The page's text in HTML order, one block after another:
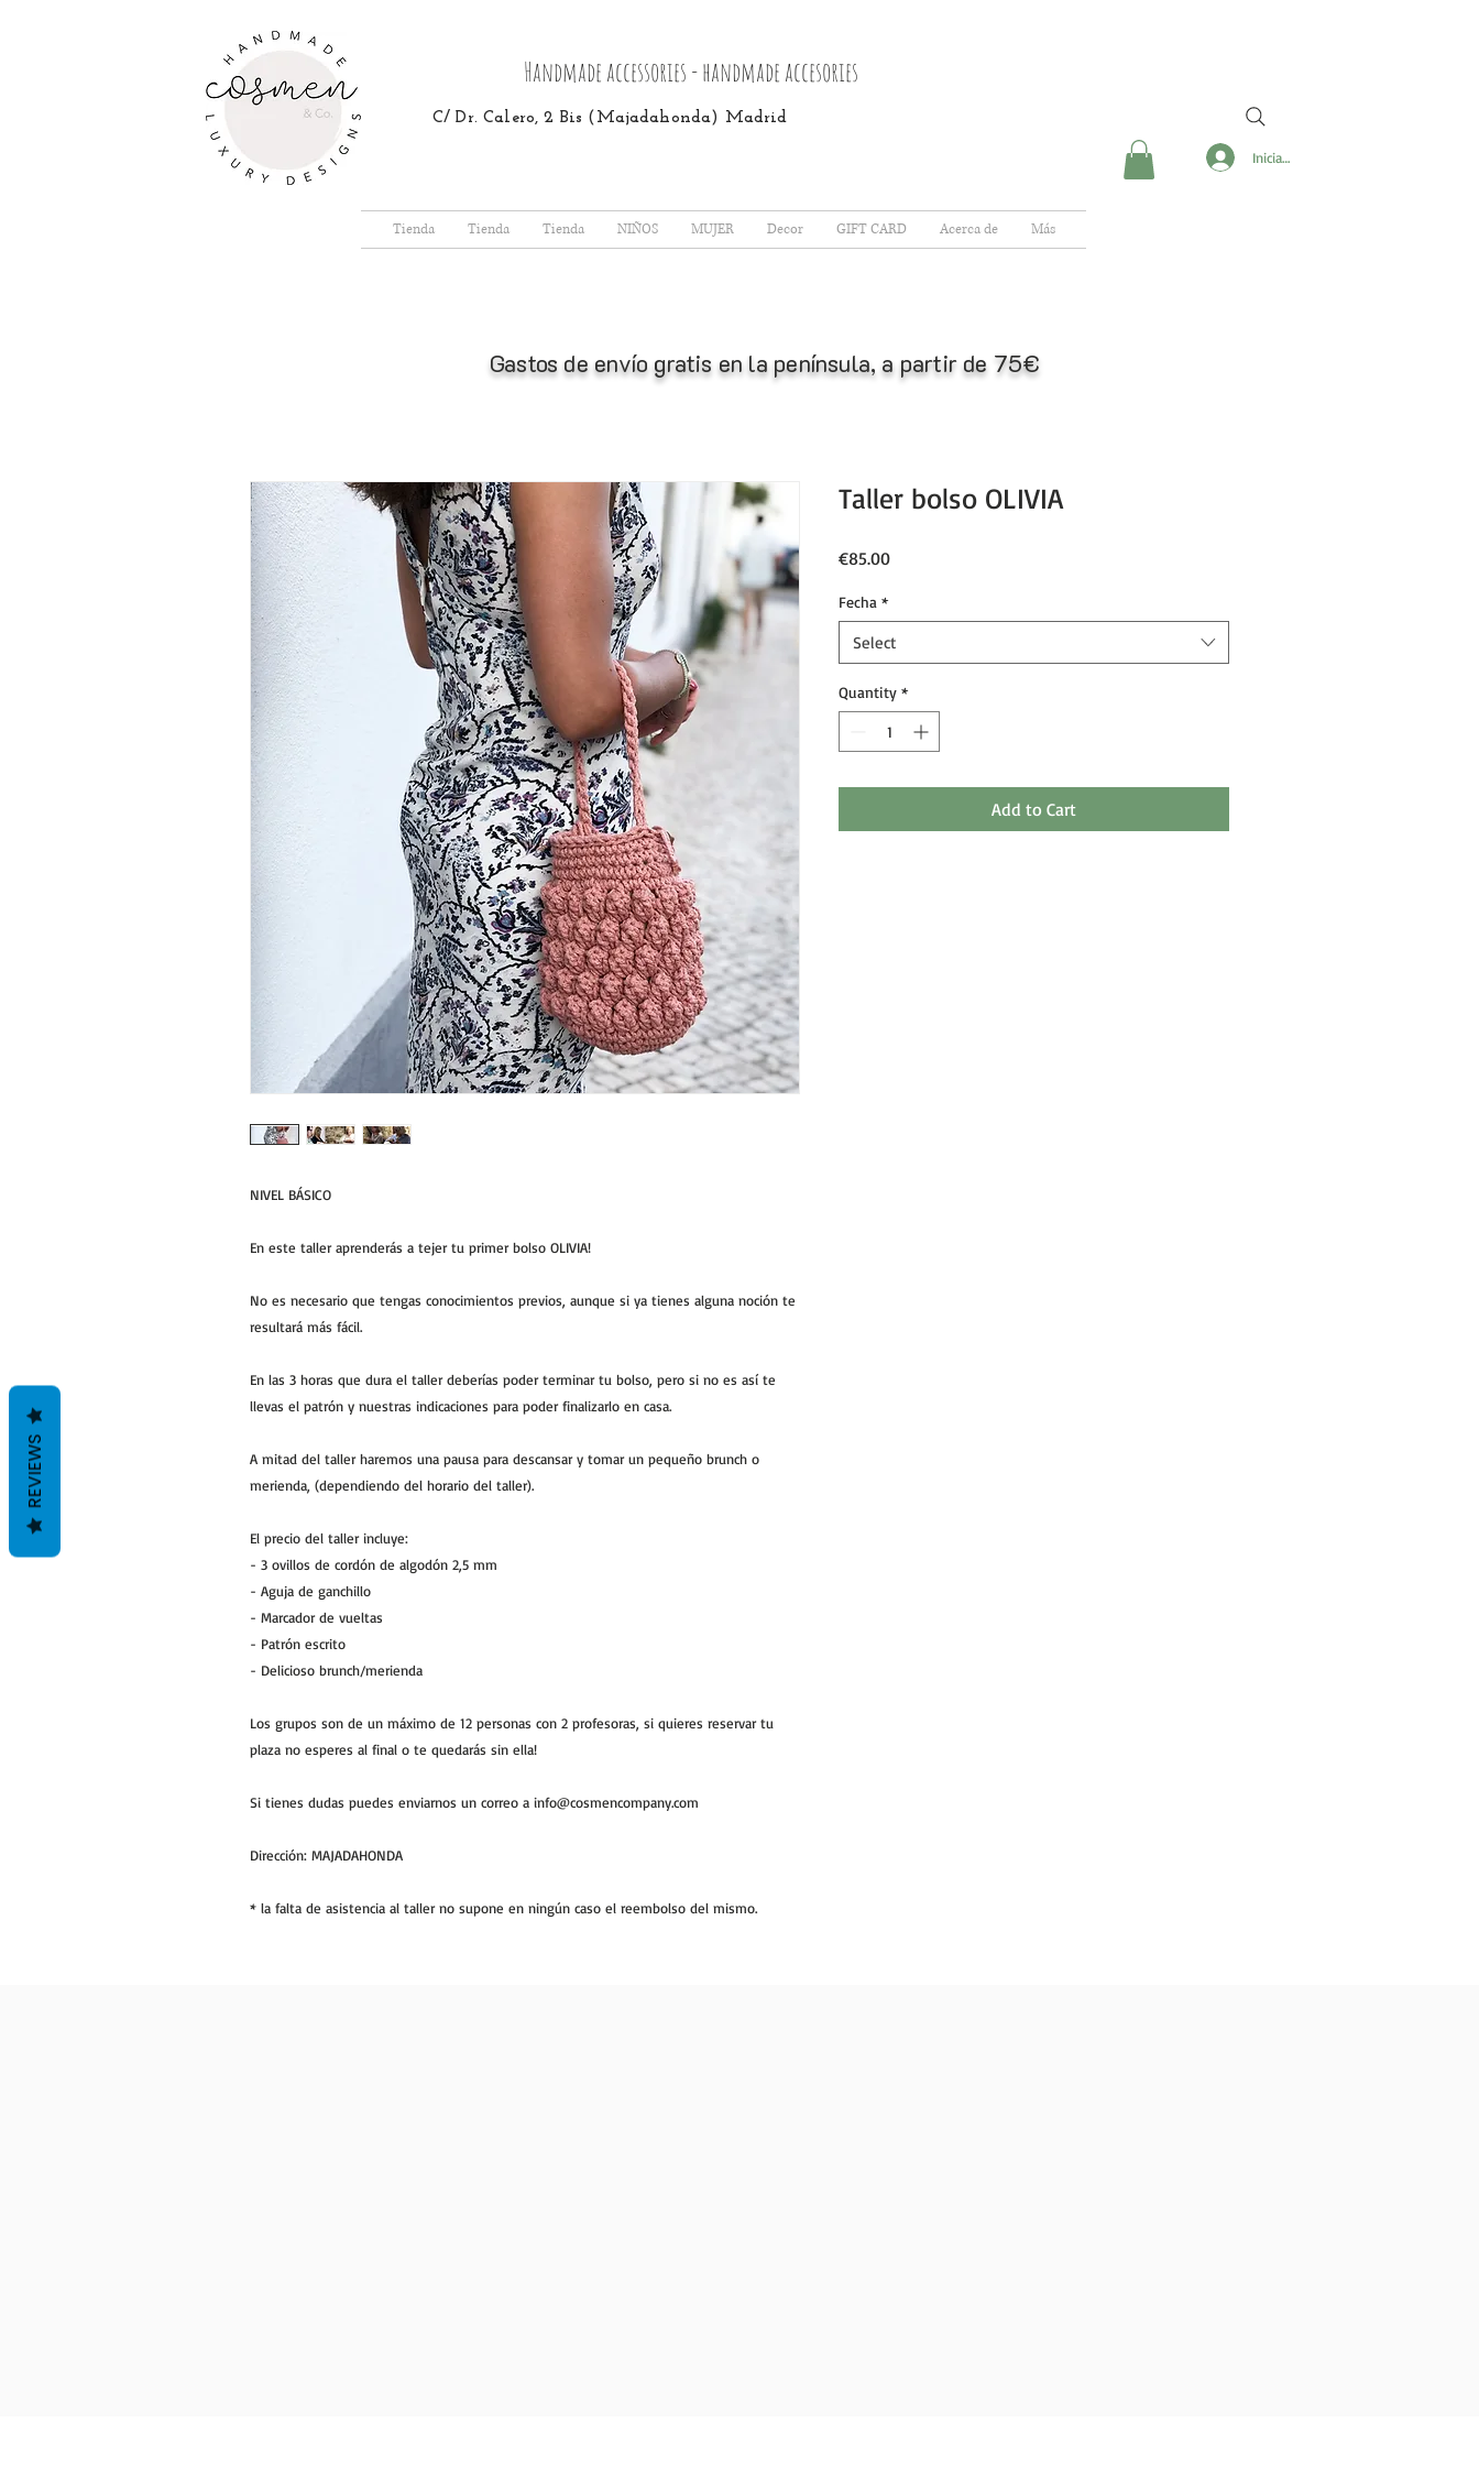
Handmade accessories - handmade accesories
C/ Dr. Calero, 2 Bis (Majadahonda) Madrid
Iniciar sesión
Tienda Tienda Tienda NIÑOS MUJER Decor GIFT CARD Acerca de Más
NIVEL BÁSICO
En este taller aprenderás a tejer tu primer bolso OLIVIA!
No es necesario que tengas conocimientos previos, aunque si ya tienes alguna noción te
resultará más fácil.
En las 3 horas que dura el taller deberías poder terminar tu bolso, pero si no es así te
llevas el patrón y nuestras indicaciones para poder finalizarlo en casa.
A mitad del taller haremos una pausa para descansar y tomar un pequeño brunch o
merienda, (dependiendo del horario del taller).
El precio del taller incluye:
- 3 ovillos de cordón de algodón 2,5 mm
- Aguja de ganchillo
- Marcador de vueltas
- Patrón escrito
- Delicioso brunch/merienda
Los grupos son de un máximo de 12 personas con 2 profesoras, si quieres reservar tu
plaza no esperes al final o te quedarás sin ella!
Si tienes dudas puedes enviarnos un correo a info@cosmencompany.com
Dirección: MAJADAHONDA
* la falta de asistencia al taller no supone en ningún caso el reembolso del mismo.
Taller bolso OLIVIA
€85.00Price
Fecha *
Select
Quantity *
Add to Cart
Gastos de envío gratis en la península, a partir de 75€
REVIEWS